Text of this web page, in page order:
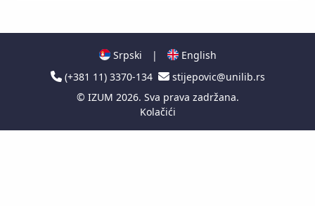
Srpski |
English
(+381 11) 3370-134
stijepovic@unilib.rs
© IZUM 2026. Sva prava zadržana.
Kolačići